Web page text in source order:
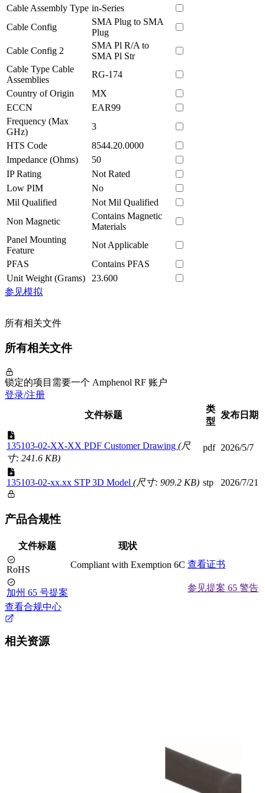
Cable Assembly Type in-Series
Cable Config
SMA Plug to SMA
Plug
Cable Config 2
SMA Pl R/A to
SMA Pl Str
Cable Type Cable
Assemblies
RG-174
Country of Origin
MX
ECCN
EAR99
Frequency (Max
GHz)
3
HTS Code
8544.20.0000
Impedance (Ohms)
50
IP Rating
Not Rated
Low PIM
No
Mil Qualified
Not Mil Qualified
Non Magnetic
Contains Magnetic
Materials
Panel Mounting
Feature
Not Applicable
PFAS
Contains PFAS
Unit Weight (Grams)
23.600
参见模拟
所有相关文件
所有相关文件
锁定的项目需要一个 Amphenol RF 账户
登录/注册
文件标题
类
型
发布日期
135103-02-XX-XX PDF Customer Drawing (尺
寸: 241.6 KB)
pdf 2026/5/7
135103-02-xx.xx STP 3D Model (尺寸: 909.2 KB) stp 2026/7/21
产品合规性
文件标题 现状
RoHS Compliant with Exemption 6C 查看证书
加州 65 号提案
参见提案 65 警告
查看合规中心
相关资源